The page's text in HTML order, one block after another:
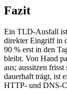
Fazit
Ein TLD-Ausfall ist
direkter Eingriff in
90 % erst in den
bleibt. Von Hand
aus; aussitzen
dauerhaft trägt, ist
HTTP- und DNS-